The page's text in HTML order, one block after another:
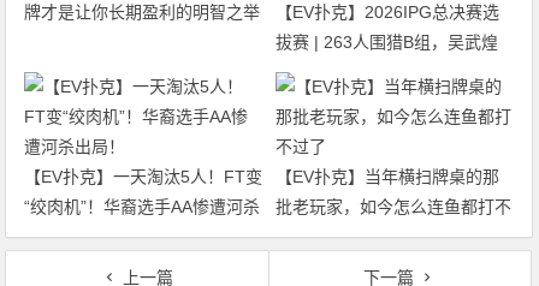
牌才是让你长期盈利的明智之举
【EV扑克】2026IPG总决赛选
拔赛 | 263人围猎B组，吴武煌
54.4万领跑，主赛第一轮晋级版
【EV扑克】一天淘汰5人！FT变
“绞肉机”！华裔选手AA惨遭河杀
出局！
【EV扑克】当年横扫牌桌的那
批老玩家，如今怎么连鱼都打不
过了
上一篇 下一篇